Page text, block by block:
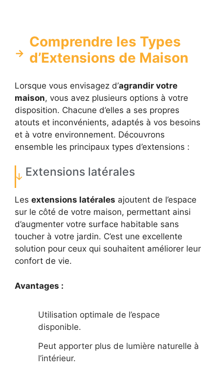
Comprendre les Types
d’Extensions de Maison
Lorsque vous envisagez d’agrandir votre
maison, vous avez plusieurs options à votre
disposition. Chacune d’elles a ses propres
atouts et inconvénients, adaptés à vos besoins
et à votre environnement. Découvrons
ensemble les principaux types d’extensions :
Extensions latérales
Les extensions latérales ajoutent de l’espace
sur le côté de votre maison, permettant ainsi
d’augmenter votre surface habitable sans
toucher à votre jardin. C’est une excellente
solution pour ceux qui souhaitent améliorer leur
confort de vie.
Avantages :
Utilisation optimale de l’espace
disponible.
Peut apporter plus de lumière naturelle à
l’intérieur.